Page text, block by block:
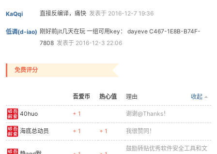
KaQqi 直接反编译，痛快 发表于 2016-12-7 19:36
低调(d-iao) 刚好前jit几天在玩 一组可用key： dayeve C467-1E8B-B74F-
7808 发表于 2016-12-3 22:06
免费评分
吾爱币 热心值 收起
理由
40huo + 1 谢谢@Thanks！
海底总动员 + 1 + 1 我很赞同！
鼓励转贴优秀软件安全工具和文